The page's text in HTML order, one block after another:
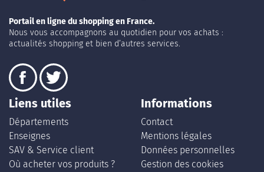
Portail en ligne du shopping en France.
Nous vous accompagnons au quotidien pour vos achats :
actualités shopping et bien d’autres services.
Liens utiles
Départements
Enseignes
SAV & Service client
Où acheter vos produits ?
Informations
Contact
Mentions légales
Données personnelles
Gestion des cookies